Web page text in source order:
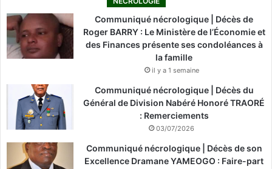
Communiqué nécrologique | Décès de
Roger BARRY : Le Ministère de l’Économie et
des Finances présente ses condoléances à
la famille
il y a 1 semaine
Communiqué nécrologique | Décès du
Général de Division Nabéré Honoré TRAORÉ
: Remerciements
03/07/2026
Communiqué nécrologique | Décès de son
Excellence Dramane YAMEOGO : Faire-part